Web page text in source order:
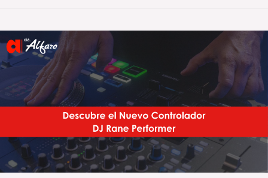
Descubre
Nuevo
Controlador
Performer